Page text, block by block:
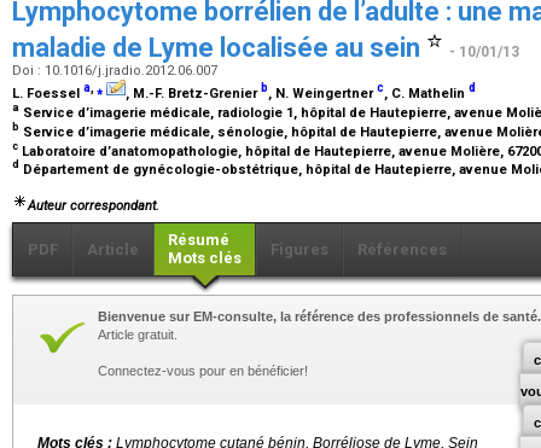
Lymphocytome borrélien de l’adulte : une
maladie de Lyme localisée au sein
- 10/01/13
Doi : 10.1016/j.jradio.2012.06.007
L. Foessel a,⁎ , M.-F. Bretz-Grenier b, N. Weingertnerc, C. Mathelin d
a Service d’imagerie médicale, radiologie 1, hôpital de Hautepierre, avenue
b Service d’imagerie médicale, sénologie, hôpital de Hautepierre, avenue
c Laboratoire d’anatomopathologie, hôpital de Hautepierre, avenue Molière,
d Département de gynécologie-obstétrique, hôpital de Hautepierre, avenue
Auteur correspondant.
PDF Article
Résumé
Mots clés
Figures Références
Bienvenue sur EM-consulte, la référence des professionnels de santé.
Article gratuit.
Connectez-vous pour en bénéficier!
Mots clés : Lymphocytome cutané bénin, Borréliose de Lyme, Sein